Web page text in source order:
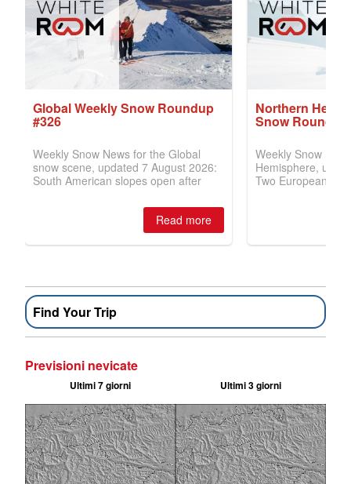
Find Your Trip
Previsioni nevicate
Ultimi 7 giorni Ultimi 3 giorni